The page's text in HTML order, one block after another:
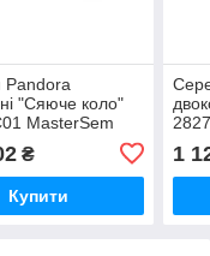
Pandora
"Сяюче коло"
MasterSem
₴
Купити
1